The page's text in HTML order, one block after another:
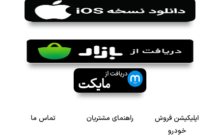
اپلیکیشن فروش
خودرو
راهنمای مشتریان تماس ما